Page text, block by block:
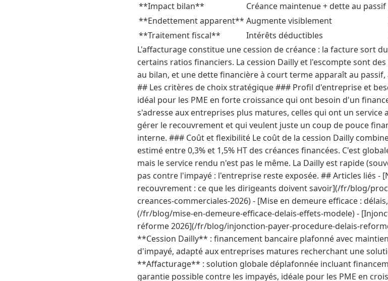
**Impact bilan**
Créance maintenue + dette au passif
**Endettement apparent** Augmente visiblement
**Traitement fiscal**
Intérêts déductibles
L'affacturage constitue une cession de créance : la facture sort
certains ratios financiers. La cession Dailly et l'escompte sont
au bilan, et une dette financière à court terme apparaît au
## Les critères de choix stratégique ### Profil d'entreprise et
idéal pour les PME en forte croissance qui ont besoin d'un
s'adresse aux entreprises plus matures, celles qui ont un
gérer le recouvrement et qui veulent juste un coup de pouce
interne. ### Coût et flexibilité Le coût de la cession Dailly
estimé entre 0,3% et 1,5% HT des créances financées. C'est
mais le service rendu n'est pas le même. La Dailly est rapide
pas contre l'impayé : l'entreprise reste exposée. ## Articles liés -
recouvrement : ce que les dirigeants doivent savoir](/fr/blog/
creances-commerciales-2026) - [Mise en demeure efficace :
(/fr/blog/mise-en-demeure-efficace-delais-effets-modele) -
réforme 2026](/fr/blog/injonction-payer-procedure-delais-
**Cession Dailly** : financement bancaire plafonné avec
d'impayé, adapté aux entreprises matures recherchant une
**Affacturage** : solution globale déplafonnée incluant
garantie possible contre les impayés, idéale pour les PME en